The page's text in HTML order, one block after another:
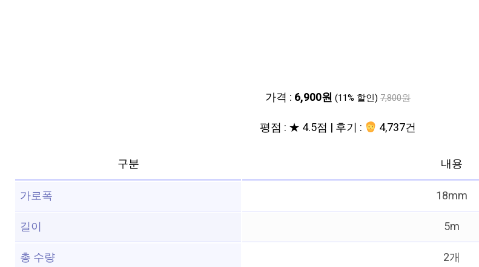
가격 : 6,900원 (11% 할인) 7,800원
평점 : ★ 4.5점 | 후기 : 4,737건
구분
내용
가로폭
18mm
길이
5m
총 수량
2개